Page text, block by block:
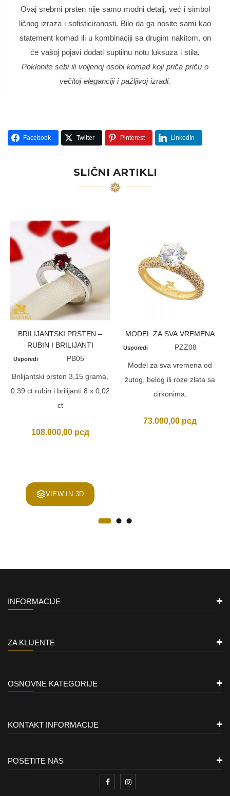
Ovaj srebrni prsten nije samo modni detalj, već i simbol
ličnog izraza i sofisticiranosti. Bilo da ga nosite sami kao
statement komad ili u kombinaciji sa drugim nakitom, on
će vašoj pojavi dodati suptilnu notu luksuza i stila.
Poklonite sebi ili voljenoj osobi komad koji priča priču o
večitoj eleganciji i pažljivoj izradi.
Facebook Twitter Pinterest LinkedIn
SLIČNI ARTIKLI
BRILIJANTSKI PRSTEN –
RUBIN I BRILIJANTI
Usporedi PB05
Brilijantski prsten 3,15 grama,
0,39 ct rubin i brilijanti 8 x 0,02
ct
108.000,00 рсд
VIEW IN 3D
MODEL ZA SVA VREMENA
Usporedi PZZ08
Model za sva vremena od
žutog, belog ili roze zlata sa
cirkonima.
73.000,00 рсд
INFORMACIJE
ZA KLIJENTE
OSNOVNE KATEGORIJE
KONTAKT INFORMACIJE
POSETITE NAS